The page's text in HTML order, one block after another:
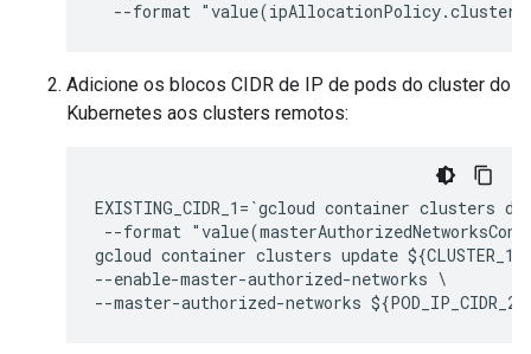
Adicione os blocos CIDR de IP de pods do cluster do
Kubernetes aos clusters remotos:
EXISTING_CIDR_1=`gcloud container clusters
--format
gcloud container clusters update
--enable-master-authorized-networks \